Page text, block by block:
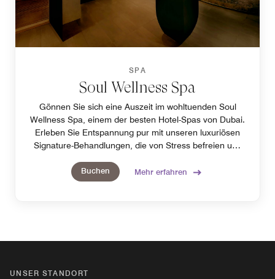
SPA
Soul Wellness Spa
Gönnen Sie sich eine Auszeit im wohltuenden Soul
Wellness Spa, einem der besten Hotel-Spas von Dubai.
Erleben Sie Entspannung pur mit unseren luxuriösen
Signature-Behandlungen, die von Stress befreien und
+971 50 9720175
Buchen Mehr erfahren
UNSER STANDORT